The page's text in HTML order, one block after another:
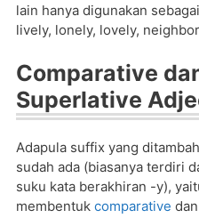
lain hanya digunakan
lively, lonely, lovely,
Comparative
Superlative
Adapula suffix yang
sudah ada (biasanya terdiri
suku kata berakhiran -y),
membentuk comparative dan